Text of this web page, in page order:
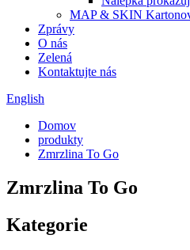
MAP & SKIN
Zprávy
O nás
Zelená
Kontaktujte nás
English
Domov
produkty
Zmrzlina To Go
Zmrzlina To Go
Kategorie